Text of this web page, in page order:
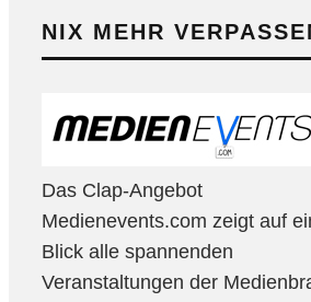
NIX MEHR
Das Clap-Angebot
Medienevents.com zeigt auf
Blick alle spannenden
Veranstaltungen der